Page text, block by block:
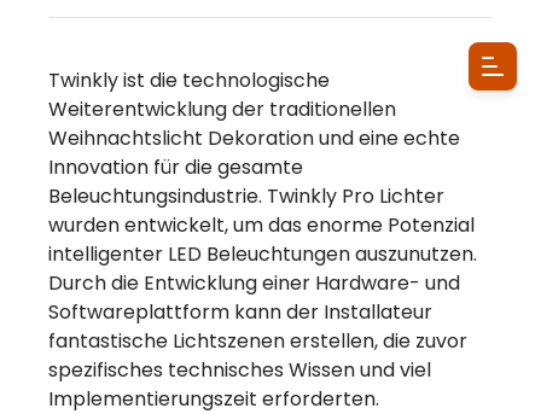
Twinkly ist die technologische
Weiterentwicklung der traditionellen
Weihnachtslicht Dekoration und eine echte
Innovation für die gesamte
Beleuchtungsindustrie. Twinkly Pro Lichter
wurden entwickelt, um das enorme Potenzial
intelligenter LED Beleuchtungen auszunutzen.
Durch die Entwicklung einer Hardware- und
Softwareplattform kann der Installateur
fantastische Lichtszenen erstellen, die zuvor
spezifisches technisches Wissen und viel
Implementierungszeit erforderten.